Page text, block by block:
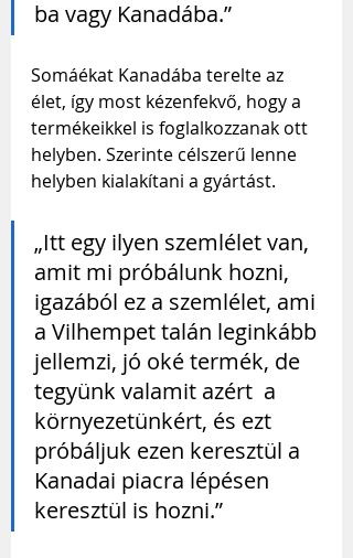
ba vagy Kanadába.”
Somáékat Kanadába terelte az
élet, így most kézenfekvő, hogy a
termékeikkel is foglalkozzanak ott
helyben. Szerinte célszerű lenne
helyben kialakítani a gyártást.
„Itt egy ilyen szemlélet van,
amit mi próbálunk hozni,
igazából ez a szemlélet, ami
a Vilhempet talán leginkább
jellemzi, jó oké termék, de
tegyünk valamit azért  a
környezetünkért, és ezt
próbáljuk ezen keresztül a
Kanadai piacra lépésen
keresztül is hozni.”